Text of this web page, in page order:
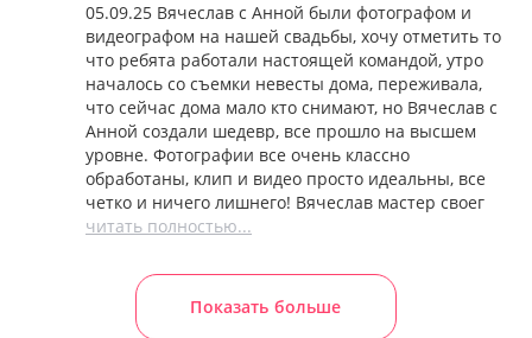
05.09.25 Вячеслав с Анной были фотографом и
видеографом на нашей свадьбы, хочу отметить то
что ребята работали настоящей командой, утро
началось со съемки невесты дома, переживала,
что сейчас дома мало кто снимают, но Вячеслав с
Анной создали шедевр, все прошло на высшем
уровне. Фотографии все очень классно
обработаны, клип и видео просто идеальны, все
четко и ничего лишнего! Вячеслав мастер своег
читать полностью...
Показать больше